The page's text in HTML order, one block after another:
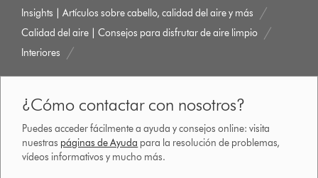
Insights | Artículos sobre cabello, calidad del aire y más
Calidad del aire | Consejos para disfrutar de aire limpio
Interiores
¿Cómo contactar con nosotros?
Puedes acceder fácilmente a ayuda y consejos online: visita
nuestras páginas de Ayuda para la resolución de problemas,
vídeos informativos y mucho más.